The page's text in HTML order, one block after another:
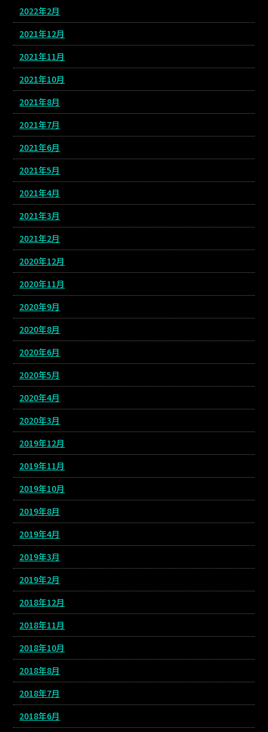
2022年2月
2021年12月
2021年11月
2021年10月
2021年8月
2021年7月
2021年6月
2021年5月
2021年4月
2021年3月
2021年2月
2020年12月
2020年11月
2020年9月
2020年8月
2020年6月
2020年5月
2020年4月
2020年3月
2019年12月
2019年11月
2019年10月
2019年8月
2019年4月
2019年3月
2019年2月
2018年12月
2018年11月
2018年10月
2018年8月
2018年7月
2018年6月